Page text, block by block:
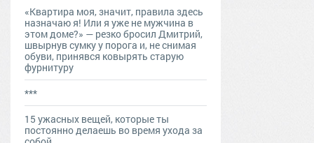
«Квартира моя, значит, правила здесь
назначаю я! Или я уже не мужчина в
этом доме?» — резко бросил Дмитрий,
швырнув сумку у порога и, не снимая
обуви, принявся ковырять старую
фурнитуру
***
15 ужасных вещей, которые ты
постоянно делаешь во время ухода за